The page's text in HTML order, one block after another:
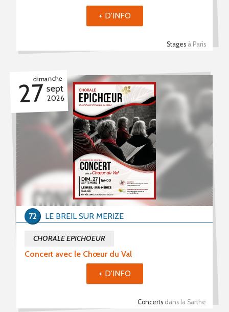
Stages à Paris
+ D'INFO
dimanche
27 sept
2026
Concert avec le Chœur du Val
CHORALE EPICHOEUR
Concerts dans la Sarthe
LE BREIL SUR MERIZE
72
+ D'INFO